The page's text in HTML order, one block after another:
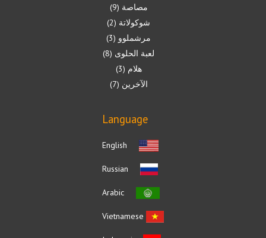
مصاصة 9
شوكولاتة 2
مرشملوو 3
لعبة الحلوى 8
هلام 3
الآخرين 7
Language
Russian
Arabic
Vietnamese